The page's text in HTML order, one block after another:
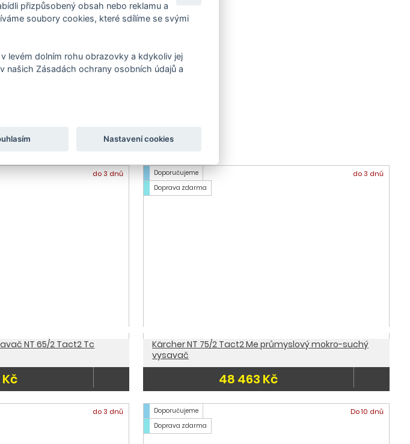
do 3 dnů
NT 65/2 Tact2 Tc
Doporučujeme
Doprava zdarma
do 3 dnů
Kärcher NT 75/2 Tact2 Me průmyslový mokro-suchý
vysavač
48 463 Kč
do 3 dnů
Doporučujeme
Doprava zdarma
Do 10 dnů
přizpůsobený obsah nebo reklamu a
soubory cookies, které sdílíme se svými
levém dolním rohu obrazovky a kdykoliv jej
našich Zásadách ochrany osobních údajů a
Nastavení cookies